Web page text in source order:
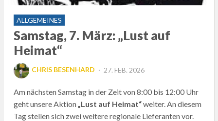
ALLGEMEINES
Samstag, 7. März: „Lust auf
Heimat“
CHRIS BESENHARD
POSTED
27. FEB. 2026
Am nächsten Samstag in der Zeit von 8:00 bis 12:00 Uhr
geht unsere Aktion „Lust auf Heimat“weiter. An diesem
Tag stellen sich zwei weitere regionale Lieferanten vor.